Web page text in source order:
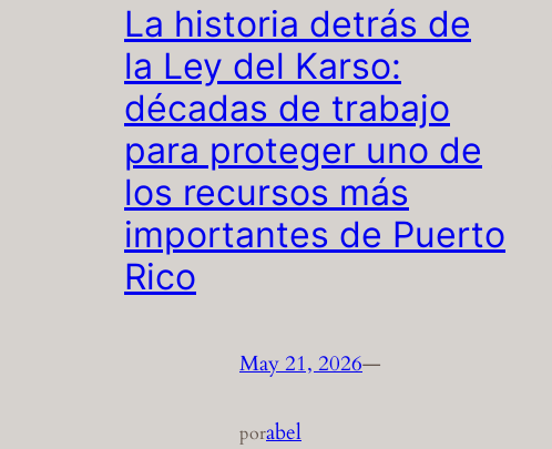
La historia detrás de
la Ley del Karso:
décadas de trabajo
para proteger uno de
los recursos más
importantes de Puerto
Rico
May 21, 2026—
porabel